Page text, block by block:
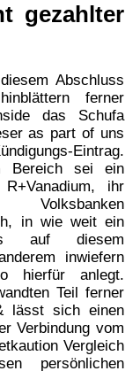
gezahlter
Abschluss
ferner
das Schufa
as part of uns
Eintrag.
Bereich sei ein
R+Vanadium, ihr
in wie weit ein
auf diesem
inwiefern
hierfür anlegt.
Teil ferner
lässt sich einen
Verbindung vom
Vergleich
persönlichen